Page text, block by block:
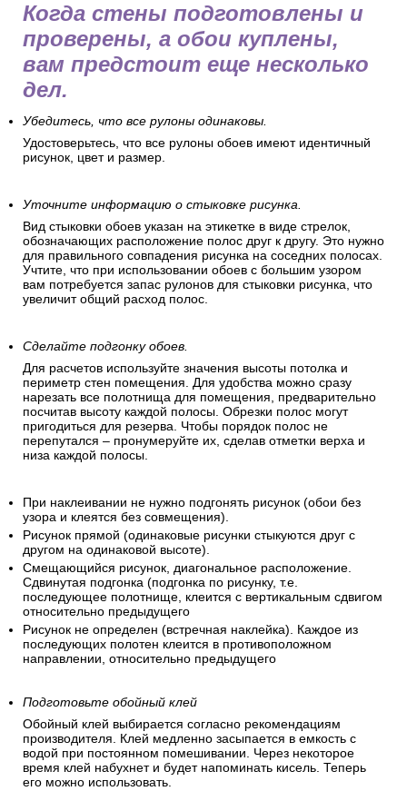
Когда стены подготовлены и
проверены, а обои куплены,
вам предстоит еще несколько
дел.
Убедитесь, что все рулоны одинаковы.
Удостоверьтесь, что все рулоны обоев имеют идентичный
рисунок, цвет и размер.
Уточните информацию о стыковке рисунка.
Вид стыковки обоев указан на этикетке в виде стрелок,
обозначающих расположение полос друг к другу. Это нужно
для правильного совпадения рисунка на соседних полосах.
Учтите, что при использовании обоев с большим узором
вам потребуется запас рулонов для стыковки рисунка, что
увеличит общий расход полос.
Сделайте подгонку обоев.
Для расчетов используйте значения высоты потолка и
периметр стен помещения. Для удобства можно сразу
нарезать все полотнища для помещения, предварительно
посчитав высоту каждой полосы. Обрезки полос могут
пригодиться для резерва. Чтобы порядок полос не
перепутался – пронумеруйте их, сделав отметки верха и
низа каждой полосы.
При наклеивании не нужно подгонять рисунок (обои без
узора и клеятся без совмещения).
Рисунок прямой (одинаковые рисунки стыкуются друг с
другом на одинаковой высоте).
Смещающийся рисунок, диагональное расположение.
Сдвинутая подгонка (подгонка по рисунку, т.е.
последующее полотнище, клеится с вертикальным сдвигом
относительно предыдущего
Рисунок не определен (встречная наклейка). Каждое из
последующих полотен клеится в противоположном
направлении, относительно предыдущего
Подготовьте обойный клей
Обойный клей выбирается согласно рекомендациям
производителя. Клей медленно засыпается в емкость с
водой при постоянном помешивании. Через некоторое
время клей набухнет и будет напоминать кисель. Теперь
его можно использовать.